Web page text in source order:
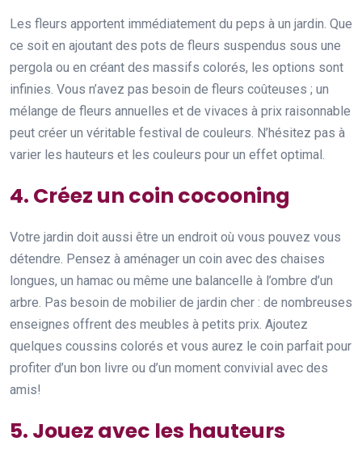
Les fleurs apportent immédiatement du peps à un jardin. Que
ce soit en ajoutant des pots de fleurs suspendus sous une
pergola ou en créant des massifs colorés, les options sont
infinies. Vous n’avez pas besoin de fleurs coûteuses ; un
mélange de fleurs annuelles et de vivaces à prix raisonnable
peut créer un véritable festival de couleurs. N’hésitez pas à
varier les hauteurs et les couleurs pour un effet optimal.
4. Créez un coin cocooning
Votre jardin doit aussi être un endroit où vous pouvez vous
détendre. Pensez à aménager un coin avec des chaises
longues, un hamac ou même une balancelle à l’ombre d’un
arbre. Pas besoin de mobilier de jardin cher : de nombreuses
enseignes offrent des meubles à petits prix. Ajoutez
quelques coussins colorés et vous aurez le coin parfait pour
profiter d’un bon livre ou d’un moment convivial avec des
amis!
5. Jouez avec les hauteurs